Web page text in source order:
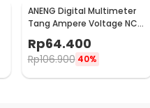
ANENG Digital Multimeter
Tang Ampere Voltage NCV
Tester Clamp 600V - MT87
Rp64.400
Rp106.900 40%